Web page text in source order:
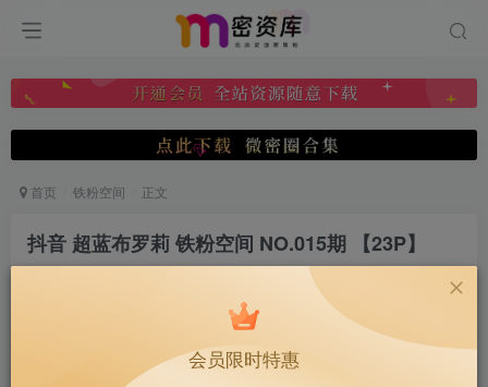
首页 铁粉空间 正文
抖音 超蓝布罗莉 铁粉空间 NO.015期 【23P】
私信
439
会员限时特惠